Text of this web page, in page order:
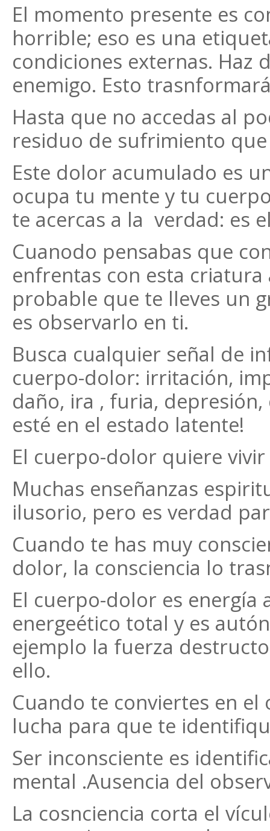
El momento presente es
horrible; eso es una
condiciones externas. Haz
enemigo. Esto
Hasta que no accedas al
residuo de sufrimiento
Este dolor acumulado es
ocupa tu mente y tu
te acercas a la verdad: es
Cuanodo pensabas que
enfrentas con esta
probable que te lleves un
es observarlo en ti.
Busca cualquier señal de
cuerpo-dolor: irritación,
daño, ira , furia,
esté en el estado latente!
El cuerpo-dolor quiere
Muchas enseñanzas
ilusorio, pero es verdad
Cuando te has muy
dolor, la consciencia lo
El cuerpo-dolor es energía
energeético total y es
ejemplo la fuerza
ello.
Cuando te conviertes en
lucha para que te
Ser inconsciente es
mental .Ausencia del
La cosnciencia corta el